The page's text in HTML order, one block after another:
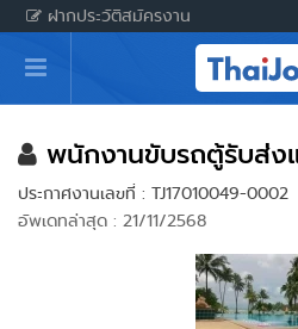
ฝากประวัติสมัครงาน
หน้าหลัก
ผู้สมัครงาน: เข้าสู่ระบบ
ฝากประวัติสมัครงาน
เกร็ดความรู้
สำหรับผู้ประกอบการ
พนักงานขับรถตู้รับส่ง
ประกาศงานเลขที่ : TJ17010049-0002
อัพเดทล่าสุด : 21/11/2568